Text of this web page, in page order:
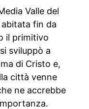
Valle del
fin da
il primitivo
sviluppò a
di Cristo e,
città venne
ne accrebbe